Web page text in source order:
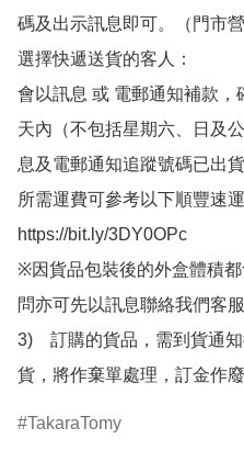
碼及出示訊息即可。（門市
選擇快遞送貨的客人：
會以訊息 或 電郵通知補款
天內（不包括星期六、日及
息及電郵通知追蹤號碼已出貨
所需運費可參考以下順豐速運
https://bit.ly/3DY0OPc
※因貨品包裝後的外盒體積
問亦可先以訊息聯絡我們客
3)　訂購的貨品，需到貨通
貨，將作棄單處理，訂金作
TakaraTomy